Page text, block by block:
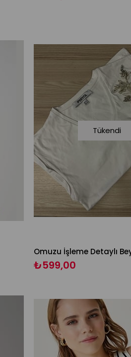
Tükendi
Omuzu İşleme Detaylı
₺599,00